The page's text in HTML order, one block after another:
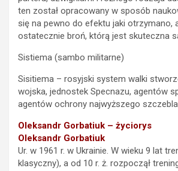
ten został opracowany w sposób
się na pewno do efektu jaki otrzymano,
ostatecznie broń, którą jest skuteczna
Sistiema (sambo militarne)
Sisitiema – rosyjski system walki
wojska, jednostek Specnazu, agentów
agentów ochrony najwyższego
Oleksandr Gorbatiuk – życiorys
Oleksandr Gorbatiuk
Ur. w 1961 r. w Ukrainie. W wieku 9 lat
klasyczny), a od 10 r. ż. rozpoczął